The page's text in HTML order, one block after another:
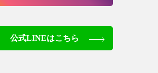
公式LINEはこちら